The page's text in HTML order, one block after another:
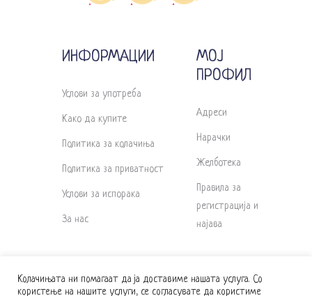
ИНФОРМАЦИИ
Услови за употреба
Како да купите
Политика за колачиња
Политика за приватност
Услови за испорака
За нас
МОЈ
ПРОФИЛ
Адреси
Нарачки
Желботека
Правила за
регистрација и
најава
Колачињата ни помагаат да ја доставиме нашата услуга. Со
користење на нашите услуги, се согласувате да користиме